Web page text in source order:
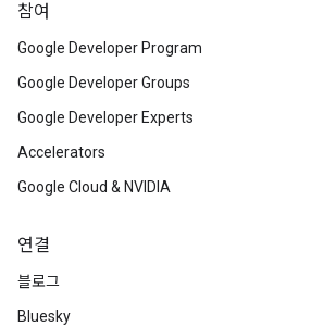
참여
Google Developer Program
Google Developer Groups
Google Developer Experts
Accelerators
Google Cloud & NVIDIA
연결
블로그
Bluesky